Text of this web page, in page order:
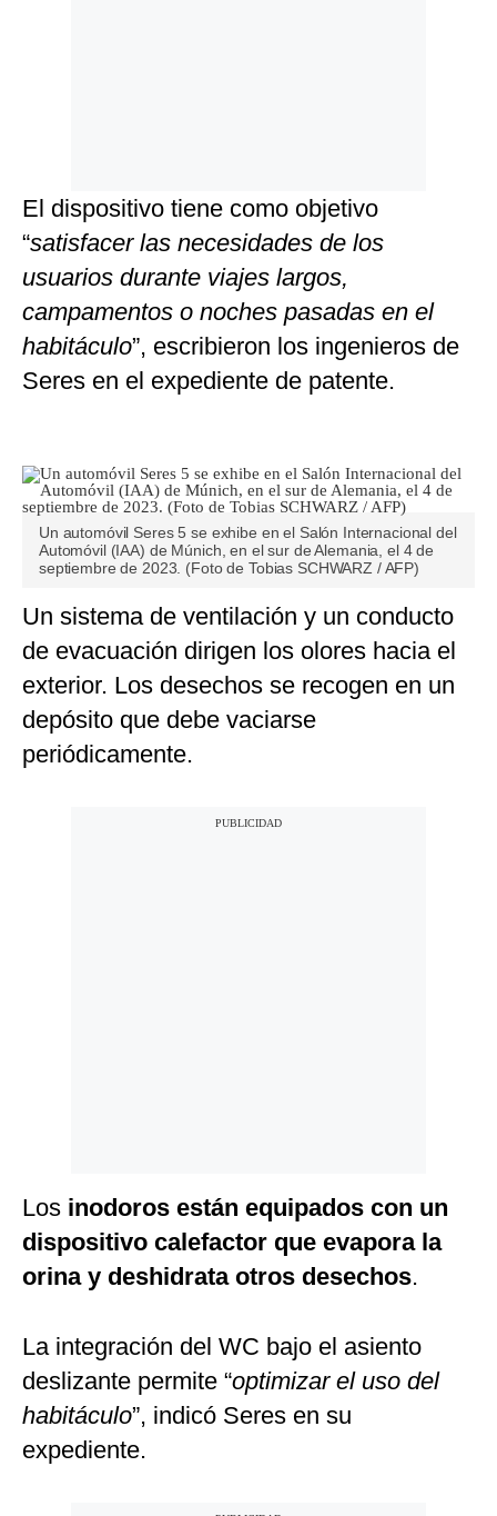
El dispositivo tiene como objetivo
“satisfacer las necesidades de los
usuarios durante viajes largos,
campamentos o noches pasadas en el
habitáculo”, escribieron los ingenieros de
Seres en el expediente de patente.
Un automóvil Seres 5 se exhibe en el Salón Internacional del
Automóvil (IAA) de Múnich, en el sur de Alemania, el 4 de
septiembre de 2023. (Foto de Tobias SCHWARZ / AFP)
Un sistema de ventilación y un conducto
de evacuación dirigen los olores hacia el
exterior. Los desechos se recogen en un
depósito que debe vaciarse
periódicamente.
Los inodoros están equipados con un
dispositivo calefactor que evapora la
orina y deshidrata otros desechos.
La integración del WC bajo el asiento
deslizante permite “optimizar el uso del
habitáculo”, indicó Seres en su
expediente.